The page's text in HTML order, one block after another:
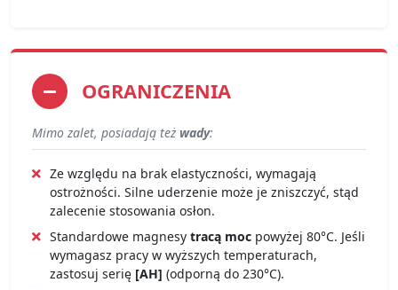
OGRANICZENIA
Mimo zalet, posiadają też wady:
Ze względu na brak elastyczności, wymagają
ostrożności. Silne uderzenie może je zniszczyć, stąd
zalecenie stosowania osłon.
Standardowe magnesy tracą moc powyżej 80°C. Jeśli
wymagasz pracy w wyższych temperaturach,
zastosuj serię [AH] (odporną do 230°C).